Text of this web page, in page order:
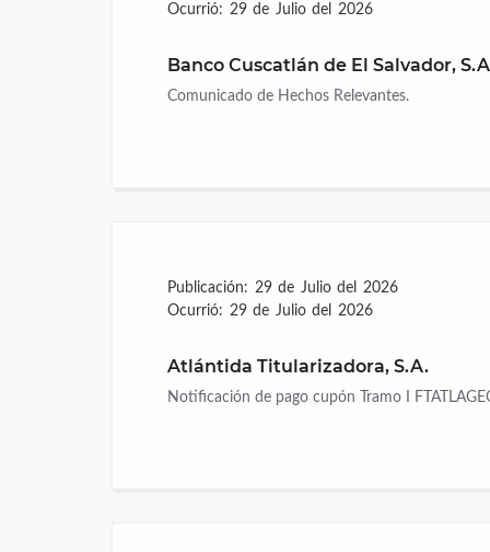
Ocurrió: 29 de Julio del 2026
Banco Cuscatlán de El Salvador,
Comunicado de Hechos Relevantes.
Publicación: 29 de Julio del 2026
Ocurrió: 29 de Julio del 2026
Atlántida Titularizadora, S.A.
Notificación de pago cupón Tramo I